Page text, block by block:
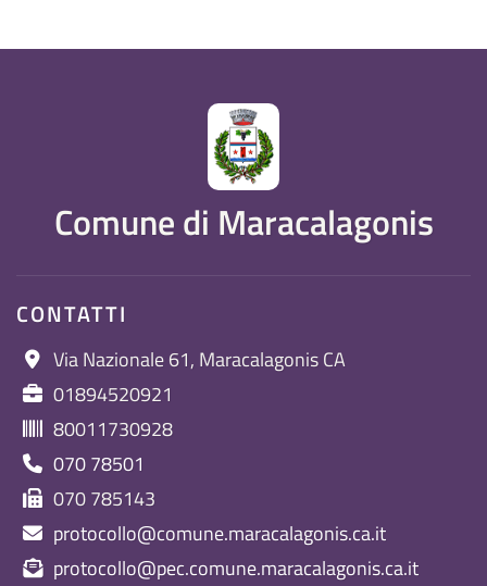
Comune di Maracalagonis
CONTATTI
Via Nazionale 61, Maracalagonis CA
01894520921
80011730928
070 78501
070 785143
protocollo@comune.maracalagonis.ca.it
protocollo@pec.comune.maracalagonis.ca.it